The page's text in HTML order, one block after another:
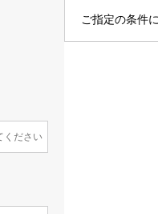
ご指定の条件